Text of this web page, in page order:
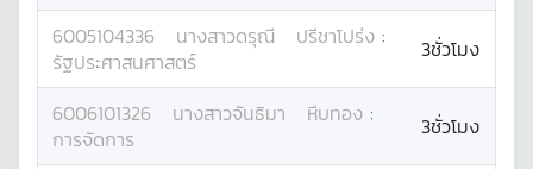
6005104336 นางสาวดรุณี ปรีชาโปร่ง :
รัฐประศาสนศาสตร์
3ชั่วโมง
6006101326 นางสาวจันธิมา หีบทอง :
การจัดการ
3ชั่วโมง